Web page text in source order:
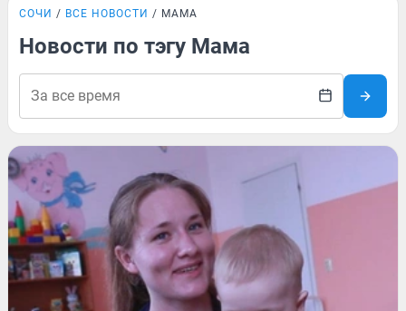
СОЧИ ВСЕ НОВОСТИ МАМА
Новости по тэгу Мама